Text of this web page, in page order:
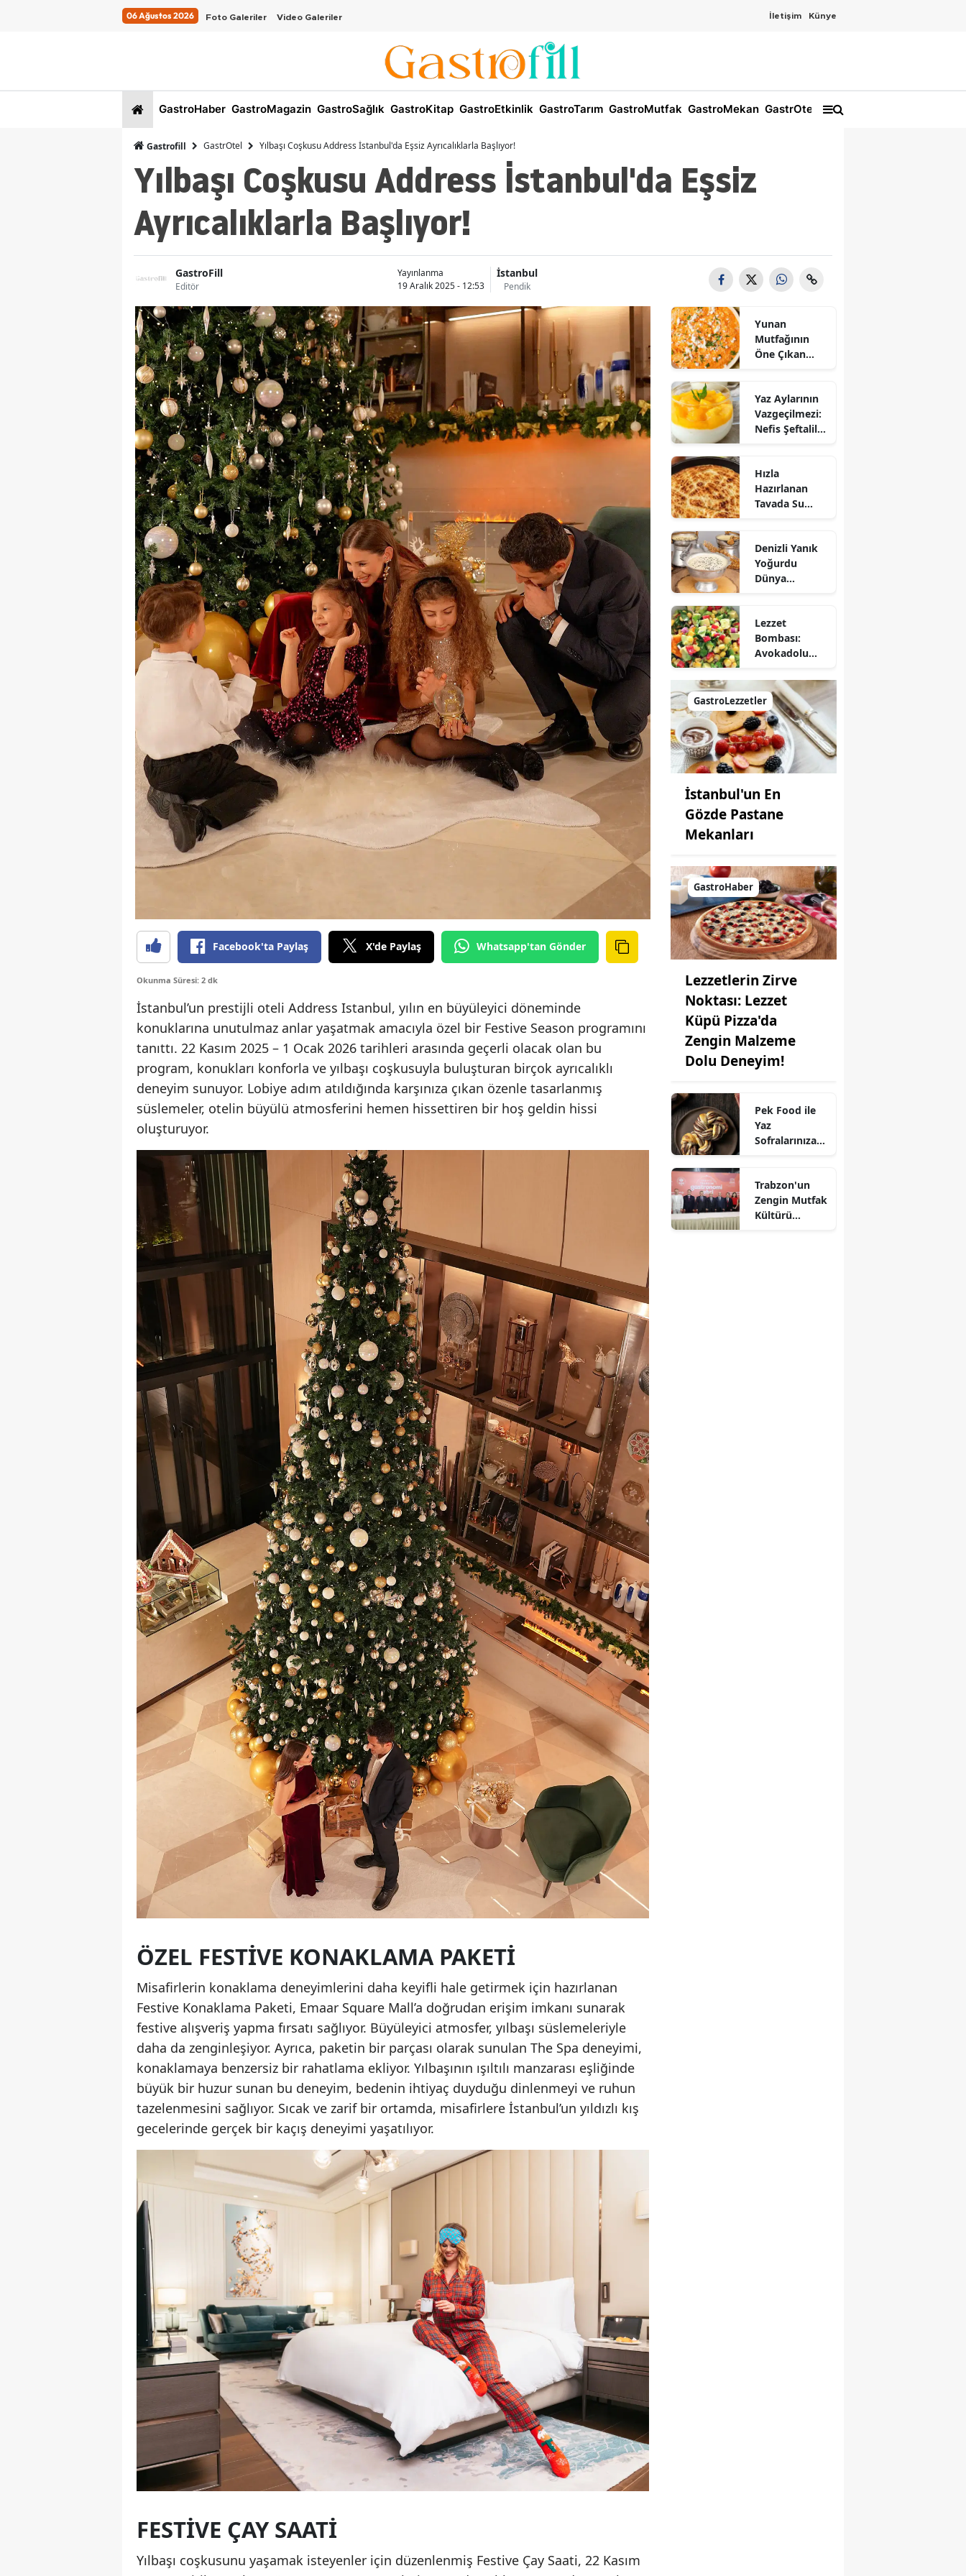
06 Ağustos 2026 Foto Galeriler Video Galeriler İletişim Künye
GastroHaber GastroMagazin GastroSağlık GastroKitap GastroEtkinlik GastroTarım GastroMutfak GastroMekan GastrOtel
Gastrofill GastrOtel Yılbaşı Coşkusu Address İstanbul'da Eşsiz Ayrıcalıklarla Başlıyor!
Yılbaşı Coşkusu Address İstanbul'da Eşsiz
Ayrıcalıklarla Başlıyor!
GastroFill
Editör
Yayınlanma
19 Aralık 2025 - 12:53
İstanbul
Pendik
Facebook'ta Paylaş X'de Paylaş Whatsapp'tan Gönder
Okunma Süresi: 2 dk
İstanbul’un prestijli oteli Address Istanbul, yılın en büyüleyici döneminde
konuklarına unutulmaz anlar yaşatmak amacıyla özel bir Festive Season programını
tanıttı. 22 Kasım 2025 – 1 Ocak 2026 tarihleri arasında geçerli olacak olan bu
program, konukları konforla ve yılbaşı coşkusuyla buluşturan birçok ayrıcalıklı
deneyim sunuyor. Lobiye adım atıldığında karşınıza çıkan özenle tasarlanmış
süslemeler, otelin büyülü atmosferini hemen hissettiren bir hoş geldin hissi
oluşturuyor.
ÖZEL FESTIVE KONAKLAMA PAKETI
Misafirlerin konaklama deneyimlerini daha keyifli hale getirmek için hazırlanan
Festive Konaklama Paketi, Emaar Square Mall’a doğrudan erişim imkanı sunarak
festive alışveriş yapma fırsatı sağlıyor. Büyüleyici atmosfer, yılbaşı süslemeleriyle
daha da zenginleşiyor. Ayrıca, paketin bir parçası olarak sunulan The Spa deneyimi,
konaklamaya benzersiz bir rahatlama ekliyor. Yılbaşının ışıltılı manzarası eşliğinde
büyük bir huzur sunan bu deneyim, bedenin ihtiyaç duyduğu dinlenmeyi ve ruhun
tazelenmesini sağlıyor. Sıcak ve zarif bir ortamda, misafirlere İstanbul’un yıldızlı kış
gecelerinde gerçek bir kaçış deneyimi yaşatılıyor.
FESTIVE ÇAY SAATI
Yılbaşı coşkusunu yaşamak isteyenler için düzenlenmiş Festive Çay Saati, 22 Kasım
Yunan
Mutfağının
Öne Çıkan
Nasıl Yapılır?
Yaz Aylarının
Vazgeçilmezi:
Nefis Şeftalili
Hızla
Hazırlanan
Tavada Su
Sofralarınıza
Lezzet Katın!
Denizli Yanık
Yoğurdu
Dünya
Lezzet
Bombası:
Avokadolu
Nasıl Yapılır?
GastroLezzetler
İstanbul'un En
Gözde Pastane
Mekanları
GastroHaber
Lezzetlerin Zirve
Noktası: Lezzet
Küpü Pizza'da
Zengin Malzeme
Dolu Deneyim!
Pek Food ile
Yaz
Sofralarınıza
Hamuru
Farkıyla!
Trabzon'un
Zengin Mutfak
Kültürü